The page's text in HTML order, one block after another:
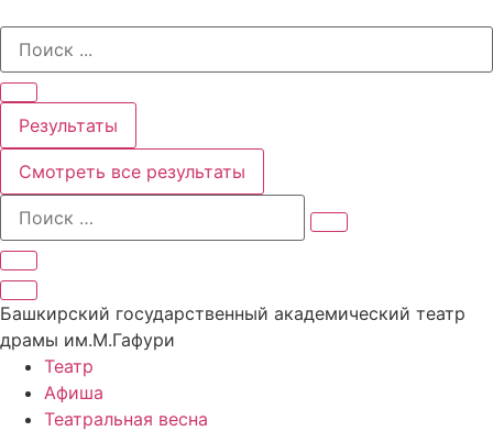
содержимому
Search
Результаты
Смотреть все результаты
Башкирский государственный академический театр
драмы им.М.Гафури
Театр
Афиша
Театральная весна